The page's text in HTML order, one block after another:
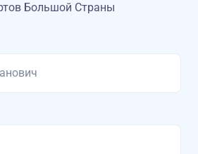
Большой Страны